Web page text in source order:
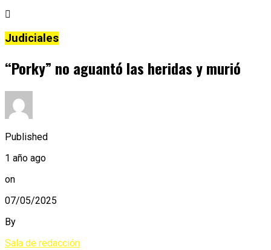
Judiciales
“Porky” no aguantó las heridas y murió
Published
1 año ago
on
07/05/2025
By
Sala de redacción